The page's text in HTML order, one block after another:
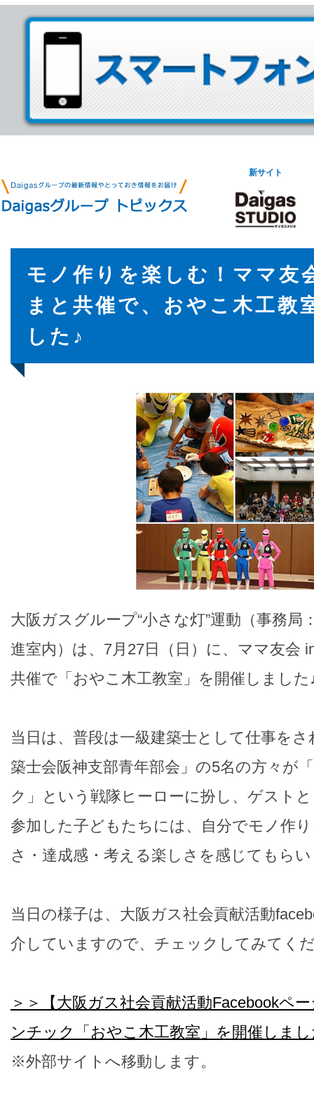
新サイト
モノ作りを楽しむ！ママ
まと共催で、おやこ木工教
した♪
大阪ガスグループ“小さな灯”運動（事務局
進室内）は、7月27日（日）に、ママ友会
共催で「おやこ木工教室」を開催しました
当日は、普段は一級建築士として仕事を
築士会阪神支部青年部会」の5名の方々が
ク」という戦隊ヒーローに扮し、ゲスト
参加した子どもたちには、自分でモノ作
さ・達成感・考える楽しさを感じてもら
当日の様子は、大阪ガス社会貢献活動
介していますので、チェックしてみてく
＞＞【大阪ガス社会貢献活動Facebookペ
ンチック「おやこ木工教室」を開催しま
※外部サイトへ移動します。